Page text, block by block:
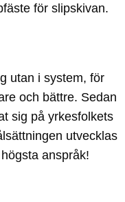
för slipskivan.
utan i system, för
och bättre. Sedan
sig på yrkesfolkets
utvecklas
anspråk!